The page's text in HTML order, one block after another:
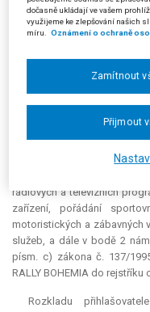
přihlašovatele podal
BOHEMIA,BOHEMIARALLYE
Úřad průmyslového
bodem 1 výroku
ustanovení § 4 odst. 2
propagační činnost,
shromažďování,
obrazových sdělení a
rádiových a televizních
zařízení, pořádání
motoristických a zábavných
služeb, a dále v bodě 2
písm. c) zákona č. 137/
RALLY BOHEMIA do rejstříku
Rozkladu
dočasně ukládají ve vašem
využijeme ke zlepšování našich
míru. Oznámení o ochraně
Zamítnout
Přijmout